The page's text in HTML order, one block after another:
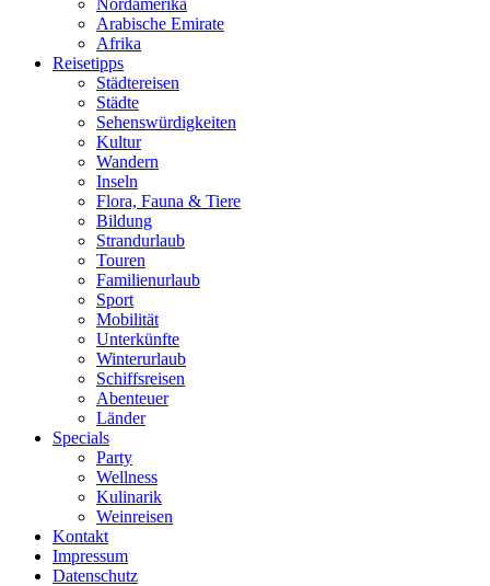
Nordamerika
Arabische Emirate
Afrika
Reisetipps
Städtereisen
Städte
Sehenswürdigkeiten
Kultur
Wandern
Inseln
Flora, Fauna & Tiere
Bildung
Strandurlaub
Touren
Familienurlaub
Sport
Mobilität
Unterkünfte
Winterurlaub
Schiffsreisen
Abenteuer
Länder
Specials
Party
Wellness
Kulinarik
Weinreisen
Kontakt
Impressum
Datenschutz